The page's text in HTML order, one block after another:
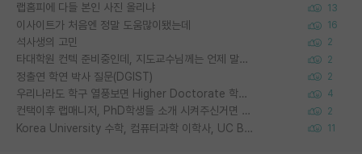
랩홈피에 다들 본인 사진 올리냐 13
이사이트가 처음엔 정말 도움많이됐는데 16
석사생의 고민 2
타대학원 컨텍 준비중인데, 지도교수님께는 언제 말씀드려야 할까요? 2
정출연 학연 박사 질문(DGIST) 2
우리나라도 학구 열풍보면 Higher Doctorate 학위가 필요하다고 봅니다. 4
컨택이후 랩매니저, PhD학생들 소개 시켜주신거면 거의 컨펌에 가깝나요? 2
Korea University 수학, 컴퓨터과학 이학사, UC Berkeley 산업공학 대학원 공학박사가 되는 것은 쉽지 않겠죠? 11